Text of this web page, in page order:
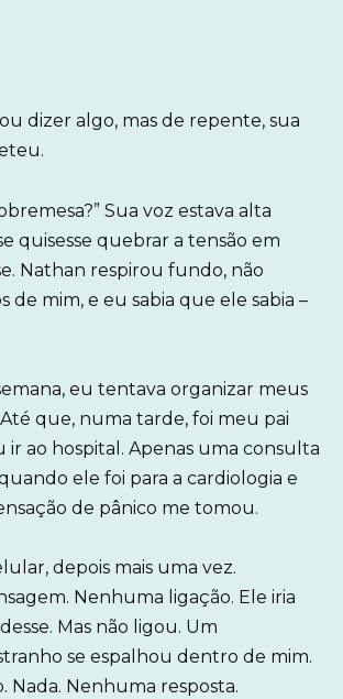
dizer algo, mas de repente, sua
Sua voz estava alta
quisesse quebrar a tensão em
Nathan respirou fundo, não
de mim, e eu sabia que ele sabia –
eu tentava organizar meus
que, numa tarde, foi meu pai
ir ao hospital. Apenas uma consulta
ele foi para a cardiologia e
de pânico me tomou.
depois mais uma vez.
Nenhuma ligação. Ele iria
Mas não ligou. Um
se espalhou dentro de mim.
Nada. Nenhuma resposta.